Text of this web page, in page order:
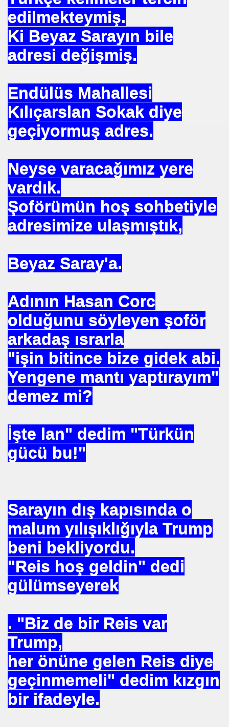
edilmekteymiş.
Ki Beyaz Sarayın bile
adresi değişmiş.
Endülüs Mahallesi
Kılıçarslan Sokak diye
geçiyormuş adres.
Neyse varacağımız yere
vardık.
Şoförümün hoş sohbetiyle
adresimize ulaşmıştık,
Beyaz Saray'a.
Adının Hasan Corc
olduğunu söyleyen şoför
arkadaş ısrarla
"işin bitince bize gidek abi.
Yengene mantı yaptırayım"
demez mi?
İşte lan" dedim "Türkün
gücü bu!"
Sarayın dış kapısında o
malum yılışıklığıyla Trump
beni bekliyordu.
"Reis hoş geldin" dedi
gülümseyerek
. "Biz de bir Reis var
Trump,
her önüne gelen Reis diye
geçinmemeli" dedim kızgın
bir ifadeyle.
DR .
ILERI GÖRÜŞLÜ GÜNEŞ ENERJI GÖNÜLLÜSÜ
YOKTUR
YÜKSEK MIMAR
KARIŞIMI
ÖRGÜTÜ ALPER TAN
Yola Çıkan Islamcılar Şimdi Yokolışlarının Hikayesini
Makinası
HOROZ TILKI HIKAYESI